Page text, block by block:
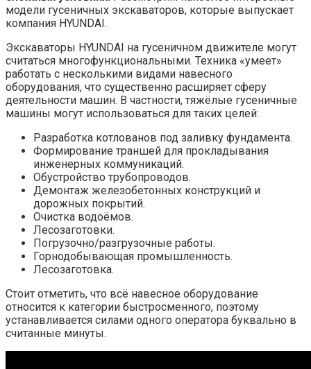
модели гусеничных экскаваторов, которые выпускает
компания HYUNDAI.
Экскаваторы HYUNDAI на гусеничном движителе могут
считаться многофункциональными. Техника «умеет»
работать с несколькими видами навесного
оборудования, что существенно расширяет сферу
деятельности машин. В частности, тяжёлые гусеничные
машины могут использоваться для таких целей:
Разработка котлованов под заливку фундамента.
Формирование траншей для прокладывания
инженерных коммуникаций.
Обустройство трубопроводов.
Демонтаж железобетонных конструкций и
дорожных покрытий.
Очистка водоёмов.
Лесозаготовки.
Погрузочно/разгрузочные работы.
Горнодобывающая промышленность.
Лесозаготовка.
Стоит отметить, что всё навесное оборудование
относится к категории быстросменного, поэтому
устанавливается силами одного оператора буквально в
считанные минуты.